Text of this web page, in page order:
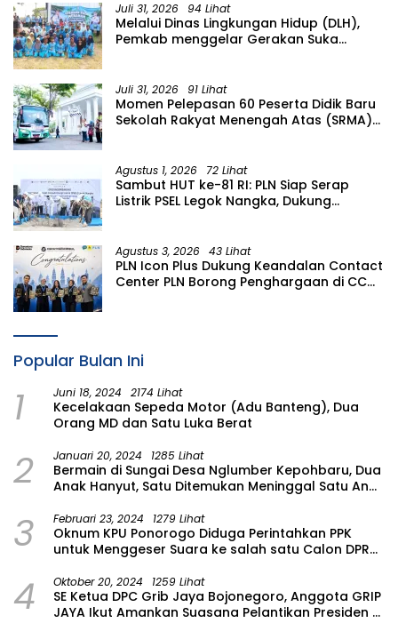
Juli 31, 2026 94 Lihat
Melalui Dinas Lingkungan Hidup (DLH),
Pemkab menggelar Gerakan Suka
Juli 31, 2026 91 Lihat
Momen Pelepasan 60 Peserta Didik Baru
Sekolah Rakyat Menengah Atas (SRMA)
Agustus 1, 2026 72 Lihat
Sambut HUT ke-81 RI: PLN Siap Serap
Listrik PSEL Legok Nangka, Dukung
Agustus 3, 2026 43 Lihat
PLN Icon Plus Dukung Keandalan Contact
Center PLN Borong Penghargaan di CCW
Popular Bulan Ini
1 Juni 18, 2024 2174 Lihat
Kecelakaan Sepeda Motor (Adu Banteng), Dua
Orang MD dan Satu Luka Berat
2 Januari 20, 2024 1285 Lihat
Bermain di Sungai Desa Nglumber Kepohbaru, Dua
Anak Hanyut, Satu Ditemukan Meninggal Satu Anak
3 Februari 23, 2024 1279 Lihat
Oknum KPU Ponorogo Diduga Perintahkan PPK
untuk Menggeser Suara ke salah satu Calon DPRD
4 Oktober 20, 2024 1259 Lihat
SE Ketua DPC Grib Jaya Bojonegoro, Anggota GRIP
JAYA Ikut Amankan Suasana Pelantikan Presiden di